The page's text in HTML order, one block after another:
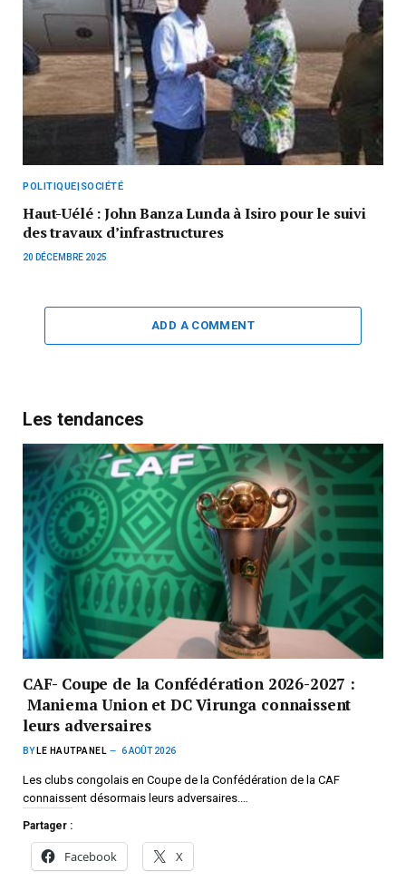
POLITIQUE|SOCIÉTÉ
Haut-Uélé : John Banza Lunda à Isiro pour le suivi
des travaux d’infrastructures
20 DÉCEMBRE 2025
ADD A COMMENT
Les tendances
CAF- Coupe de la Confédération 2026-2027 :
Maniema Union et DC Virunga connaissent
leurs adversaires
BY LE HAUTPANEL 6 AOÛT 2026
Les clubs congolais en Coupe de la Confédération de la CAF
connaissent désormais leurs adversaires.…
Partager :
Facebook X